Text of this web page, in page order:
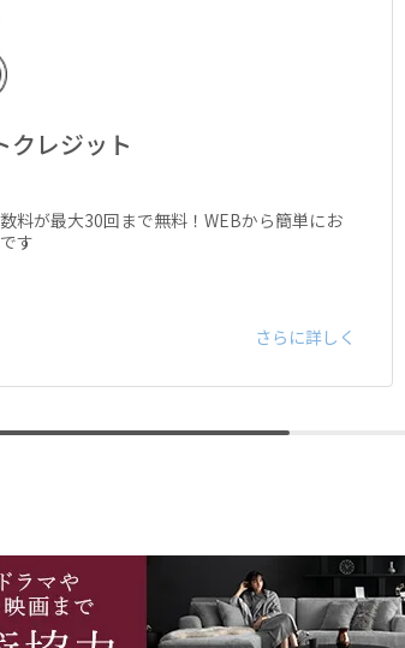
クレジット
料が最大30回まで無料！WEBから簡単にお
す
さらに詳しく